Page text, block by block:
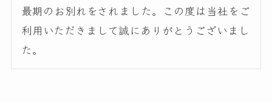
最期のお別れをされました。この度は当社をご
利用いただきまして誠にありがとうございまし
た。